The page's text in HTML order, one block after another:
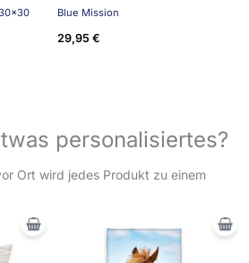
Blue Mission
29,95 €
personalisiertes?
Ort wird jedes Produkt zu einem